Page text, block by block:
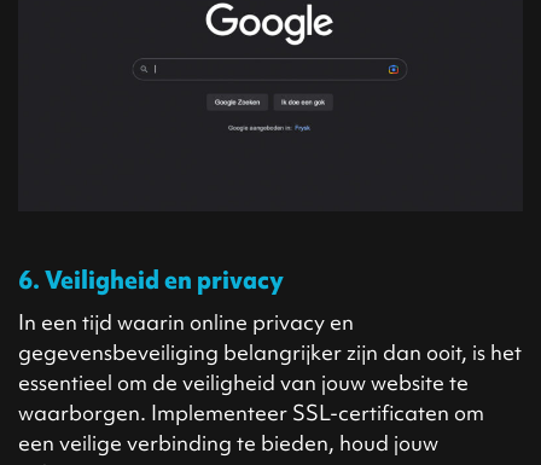
6. Veiligheid en privacy
In een tijd waarin online privacy en
gegevensbeveiliging belangrijker zijn dan ooit, is het
essentieel om de veiligheid van jouw website te
waarborgen. Implementeer SSL-certificaten om
een veilige verbinding te bieden, houd jouw